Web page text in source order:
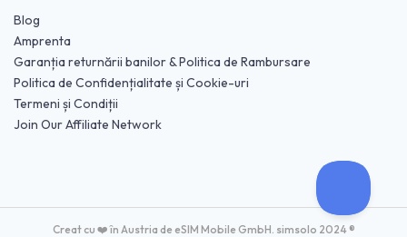
Blog
Amprenta
Garanția returnării banilor & Politica de Rambursare
Politica de Confidențialitate și Cookie-uri
Termeni și Condiții
Join Our Affiliate Network
Creat cu ❤️ în Austria de eSIM Mobile GmbH. simsolo 2024 ®